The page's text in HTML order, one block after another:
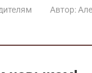
Автор: